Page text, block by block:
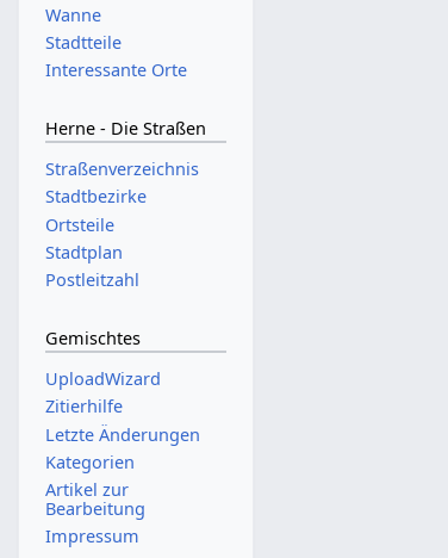
Wanne
Stadtteile
Interessante Orte
Herne - Die Straßen
Straßenverzeichnis
Stadtbezirke
Ortsteile
Stadtplan
Postleitzahl
Gemischtes
UploadWizard
Zitierhilfe
Letzte Änderungen
Kategorien
Artikel zur
Bearbeitung
Impressum